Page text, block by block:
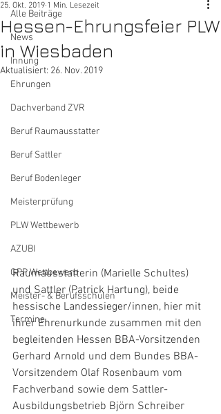
Alle Beiträge
News
Innung
Ehrungen
Dachverband ZVR
Beruf Raumausstatter
Beruf Sattler
Beruf Bodenleger
Meisterprüfung
PLW Wettbewerb
AZUBI
GPP Wettbewerb
Meister- & Berufsschulen
Termine
Hessen-Ehrungsfeier PLW
in Wiesbaden
25. Okt. 2019 1 Min. Lesezeit
Aktualisiert: 26. Nov. 2019
Raumausstatterin (Marielle Schultes)
und Sattler (Patrick Hartung), beide
hessische Landessieger/innen, hier mit
ihrer Ehrenurkunde zusammen mit den
begleitenden Hessen BBA-Vorsitzenden
Gerhard Arnold und dem Bundes BBA-
Vorsitzendem Olaf Rosenbaum vom
Fachverband sowie dem Sattler-
Ausbildungsbetrieb Björn Schreiber